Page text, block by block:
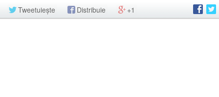
Tweetuiește Distribuie +1